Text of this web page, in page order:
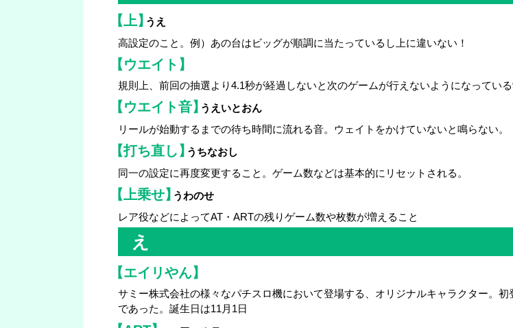
【上】うえ
高設定のこと。例）あの台はビッグが順調に当たっているし上に違いない！
【ウエイト】
規則上、前回の抽選より4.1秒が経過しないと次のゲームが行えないようになっている
【ウエイト音】うえいとおん
リールが始動するまでの待ち時間に流れる音。ウェイトをかけていないと鳴らない。
【打ち直し】うちなおし
同一の設定に再度変更すること。ゲーム数などは基本的にリセットされる。
【上乗せ】うわのせ
レア役などによってAT・ARTの残りゲーム数や枚数が増えること
え
【エイリやん】
サミー株式会社の様々なパチスロ機において登場する、オリジナルキャラクター。
であった。誕生日は11月1日